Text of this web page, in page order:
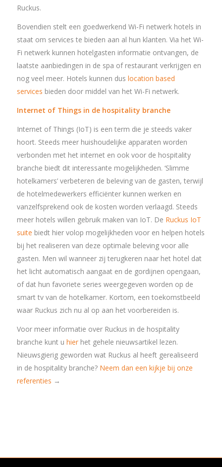
Ruckus.
Bovendien stelt een goedwerkend Wi-Fi netwerk hotels in
staat om services te bieden aan al hun klanten. Via het Wi-
Fi netwerk kunnen hotelgasten informatie ontvangen, de
laatste aanbiedingen in de spa of restaurant verkrijgen en
nog veel meer. Hotels kunnen dus location based
services bieden door middel van het Wi-Fi netwerk.
Internet of Things in de hospitality branche
Internet of Things (IoT) is een term die je steeds vaker
hoort. Steeds meer huishoudelijke apparaten worden
verbonden met het internet en ook voor de hospitality
branche biedt dit interessante mogelijkheden. ‘Slimme
hotelkamers’ verbeteren de beleving van de gasten, terwijl
de hotelmedewerkers efficiënter kunnen werken en
vanzelfsprekend ook de kosten worden verlaagd. Steeds
meer hotels willen gebruik maken van IoT. De Ruckus IoT
suite biedt hier volop mogelijkheden voor en helpen hotels
bij het realiseren van deze optimale beleving voor alle
gasten. Men wil wanneer zij terugkeren naar het hotel dat
het licht automatisch aangaat en de gordijnen opengaan,
of dat hun favoriete series weergegeven worden op de
smart tv van de hotelkamer. Kortom, een toekomstbeeld
waar Ruckus zich nu al op aan het voorbereiden is.
Voor meer informatie over Ruckus in de hospitality
branche kunt u hierhet gehele nieuwsartikel lezen.
Nieuwsgierig geworden wat Ruckus al heeft gerealiseerd
in de hospitality branche? Neem dan een kijkje bij onze
referenties →